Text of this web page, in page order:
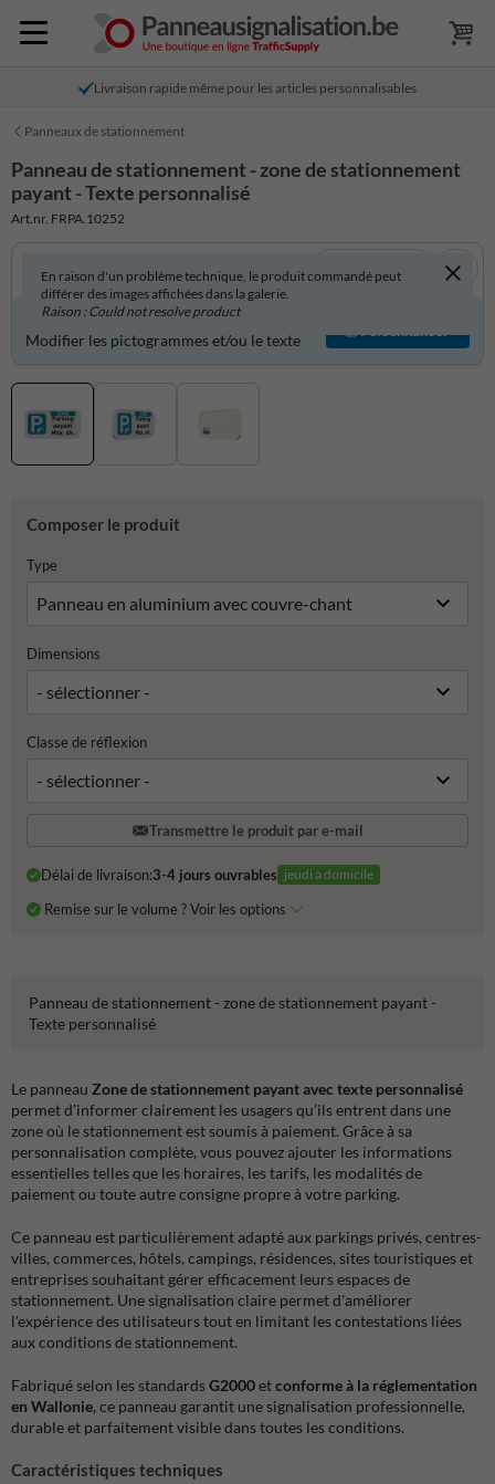
Livraison rapide même pour les articles personnalisables
Panneaux de stationnement
Panneau de stationnement - zone de stationnement
payant - Texte personnalisé
Art.nr. FRPA.10252
En raison d'un problème technique, le produit commandé peut
différer des images affichées dans la galerie.
Raison : Could not resolve product
Voir en 3D
Produit personnalisable ?
Modifier les pictogrammes et/ou le texte
Personnaliser
Composer le produit
Type
Dimensions
Classe de réflexion
Transmettre le produit par e-mail
Délai de livraison:3-4 jours ouvrables jeudi à domicile
Remise sur le volume ? Voir les options
Panneau de stationnement - zone de stationnement payant -
Texte personnalisé
Le panneau Zone de stationnement payant avec texte personnalisé
permet d’informer clairement les usagers qu’ils entrent dans une
zone où le stationnement est soumis à paiement. Grâce à sa
personnalisation complète, vous pouvez ajouter les informations
essentielles telles que les horaires, les tarifs, les modalités de
paiement ou toute autre consigne propre à votre parking.
Ce panneau est particulièrement adapté aux parkings privés, centres-
villes, commerces, hôtels, campings, résidences, sites touristiques et
entreprises souhaitant gérer efficacement leurs espaces de
stationnement. Une signalisation claire permet d'améliorer
l'expérience des utilisateurs tout en limitant les contestations liées
aux conditions de stationnement.
Fabriqué selon les standardsG2000etconforme à la réglementation
en Wallonie, ce panneau garantit une signalisation professionnelle,
durable et parfaitement visible dans toutes les conditions.
Caractéristiques techniques